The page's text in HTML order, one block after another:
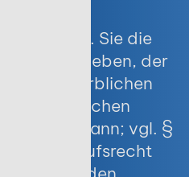
sind (d.h. Sie die
abgeben, der
gewerblichen
beruflichen
werden kann; vgl. §
ein Widerrufsrecht